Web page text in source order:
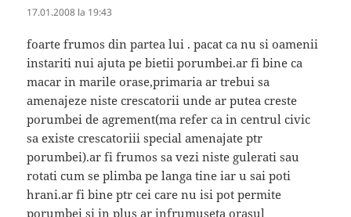
17.01.2008 la 19:43
foarte frumos din partea lui . pacat ca nu si oamenii
instariti nui ajuta pe bietii porumbei.ar fi bine ca
macar in marile orase,primaria ar trebui sa
amenajeze niste crescatorii unde ar putea creste
porumbei de agrement(ma refer ca in centrul civic
sa existe crescatoriii special amenajate ptr
porumbei).ar fi frumos sa vezi niste gulerati sau
rotati cum se plimba pe langa tine iar u sai poti
hrani.ar fi bine ptr cei care nu isi pot permite
porumbei si in plus ar infrumuseta orasul